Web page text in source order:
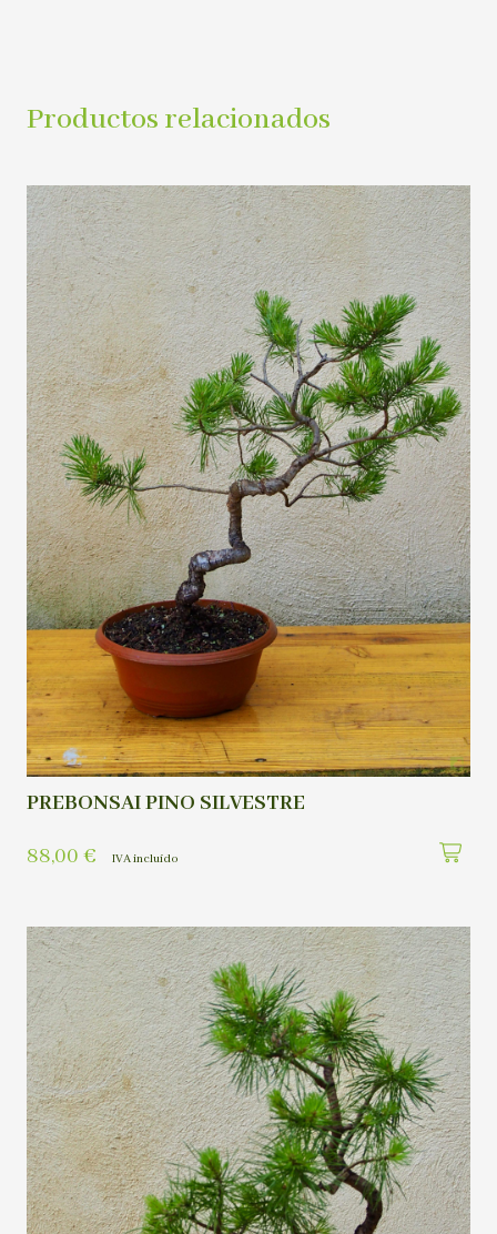
Productos relacionados
PREBONSAI PINO SILVESTRE
88,00 € IVA incluído